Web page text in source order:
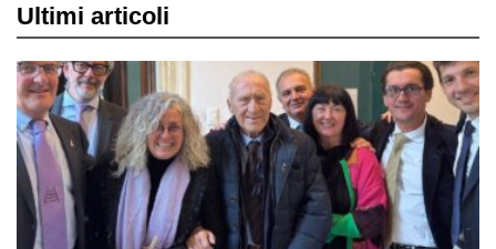
Ultimi articoli